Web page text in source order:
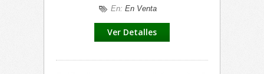
En: En Venta
Ver Detalles